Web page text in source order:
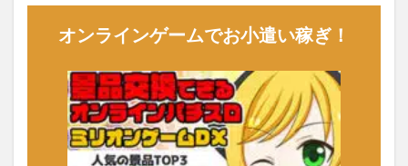
オンラインゲームでお小遣い稼ぎ！